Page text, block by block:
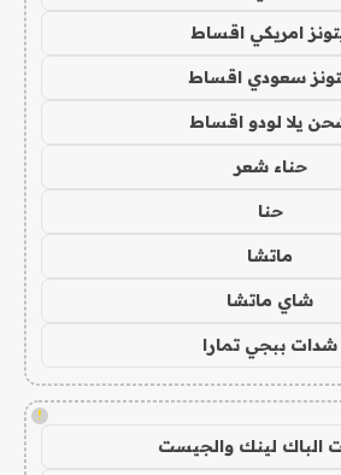
امريكي اقساط
سعودي اقساط
يلا لودو اقساط
حناء شعر
حنا
ماتشا
شاي ماتشا
شدات ببجي تمارا
!
الباك لينك والجيست